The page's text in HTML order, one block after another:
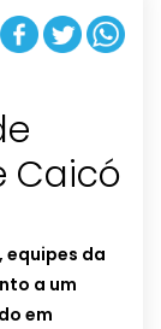
Caicó
equipes da
a um
em